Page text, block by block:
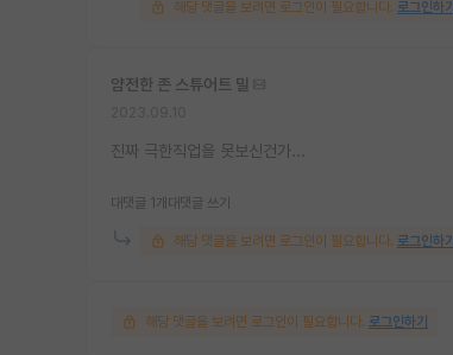
해당 댓글을 보려면 로그인이 필요합니다. 로그인하기
얌전한 존 스튜어트 밀
진짜 극한직업을 못보신건가...
대댓글 1개 대댓글 쓰기
해당 댓글을 보려면 로그인이 필요합니다. 로그인하기
해당 댓글을 보려면 로그인이 필요합니다. 로그인하기